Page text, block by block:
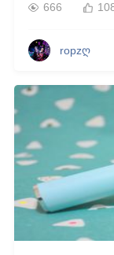
666
ropzღ